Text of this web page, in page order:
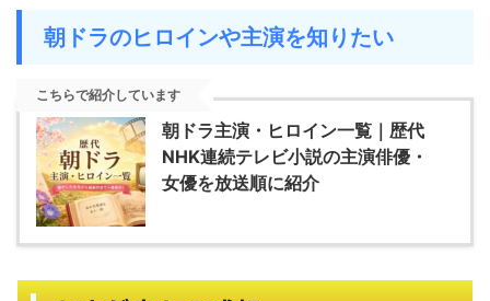
朝ドラのヒロインや主演を知りたい
こちらで紹介しています
朝ドラ主演・ヒロイン一覧｜歴代
NHK連続テレビ小説の主演俳優・
女優を放送順に紹介